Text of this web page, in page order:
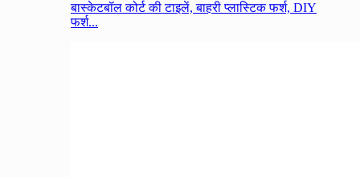
बास्केटबॉल कोर्ट की टाइलें, बाहरी प्लास्टिक फर्श, DIY
फर्श...